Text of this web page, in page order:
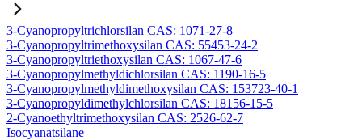
3-Cyanopropyltrichlorsilan CAS: 1071-27-8
3-Cyanopropyltrimethoxysilan CAS: 55453-24-2
3-Cyanopropyltriethoxysilan CAS: 1067-47-6
3-Cyanopropylmethyldichlorsilan CAS: 1190-16-5
3-Cyanopropylmethyldimethoxysilan CAS: 153723-40-1
3-Cyanopropyldimethylchlorsilan CAS: 18156-15-5
2-Cyanoethyltrimethoxysilan CAS: 2526-62-7
Isocyanatsilane